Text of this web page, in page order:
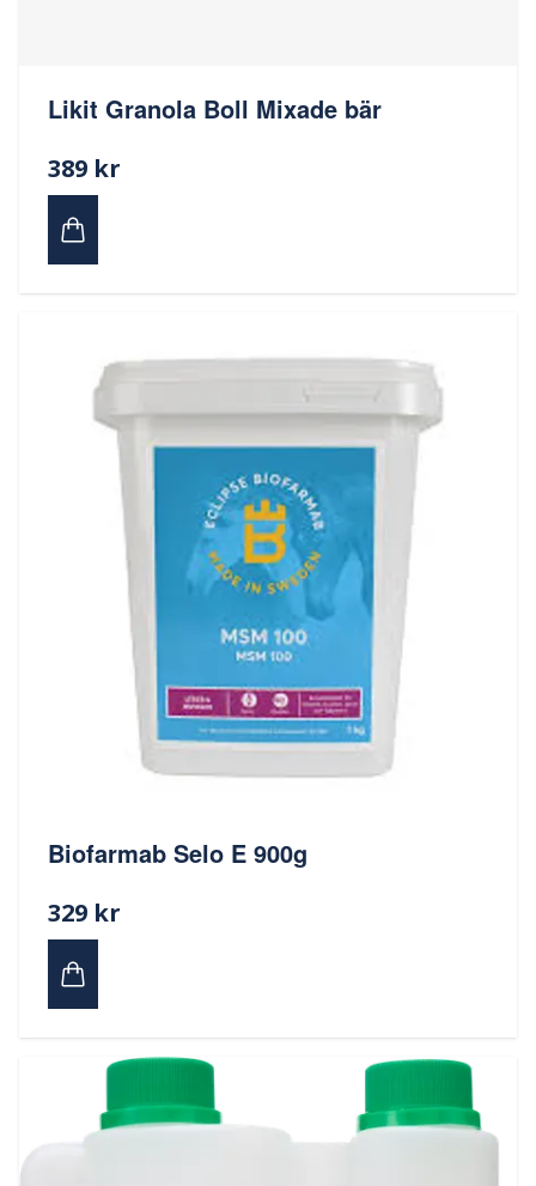
Likit Granola Boll Mixade bär
389 kr
Biofarmab Selo E 900g
329 kr